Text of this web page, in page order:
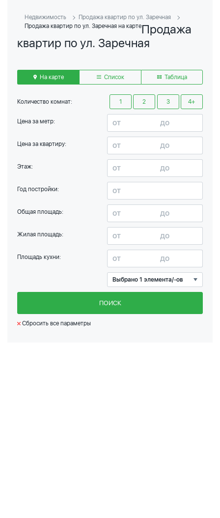
Недвижимость
Продажа квартир по ул. Заречная
Продажа квартир по ул. Заречная на картеПродажа
квартир по ул. Заречная
На карте Список Таблица
Количество комнат: 1 2 3 4+
Цена за метр:
Цена за квартиру:
Этаж:
Год постройки:
Общая площадь:
Жилая площадь:
Площадь кухни:
Выбрано 1 элемента/-ов
ПОИСК
Сбросить все параметры